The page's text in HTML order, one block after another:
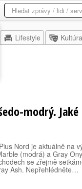
Lifestyle Kultúra
modrý.
Nord je aktuálně na
(modrá) a Gray
se zřejmě
Ash. Nepřehlédněte…